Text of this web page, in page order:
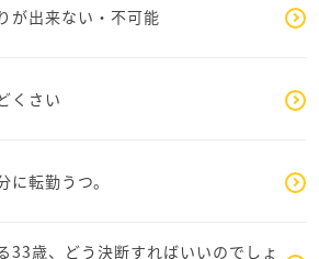
が出来ない・不可能
くさい
に転勤うつ。
33歳、どう決断すればいいのでしょ